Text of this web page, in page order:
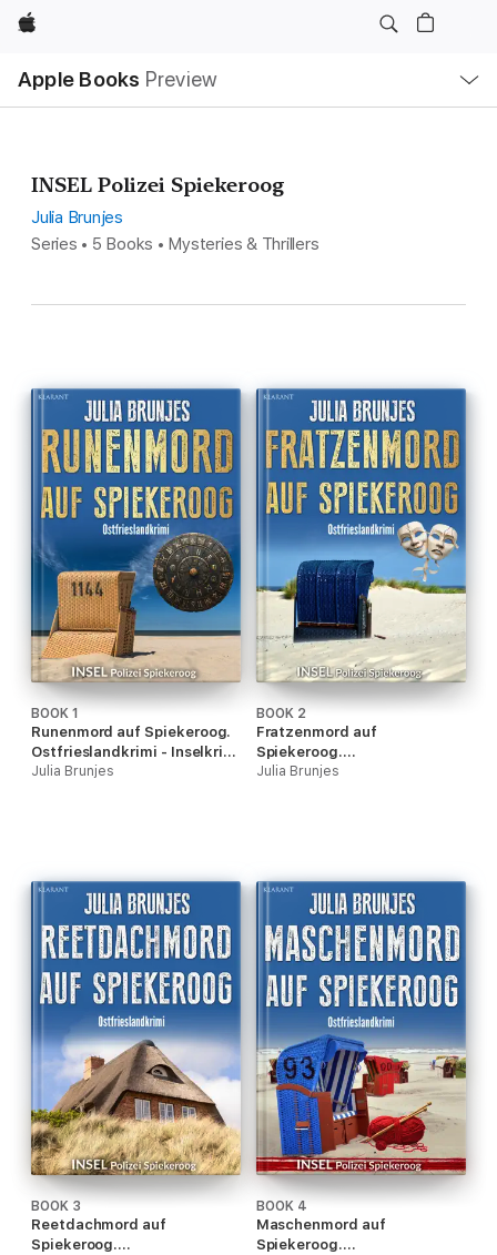
Apple
Apple Books Preview
Nav
Open
Menu
INSEL Polizei Spiekeroog
Julia Brunjes
Series • 5 Books • Mysteries & Thrillers
BOOK 1
Runenmord auf Spiekeroog.
Ostfrieslandkrimi - Inselkrimi
- Nordseekrimi
Julia Brunjes
BOOK 2
Fratzenmord auf
Spiekeroog.
Ostfrieslandkrimi -
Julia Brunjes
BOOK 3
Reetdachmord auf
Spiekeroog.
BOOK 4
Maschenmord auf
Spiekeroog.